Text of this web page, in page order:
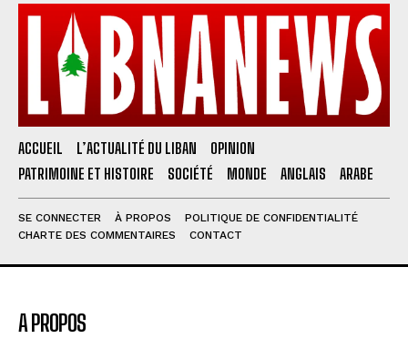
ACCUEIL L’ACTUALITÉ DU LIBAN
OPINION
PATRIMOINE ET HISTOIRE
SOCIÉTÉ MONDE ANGLAIS ARABE
SE CONNECTER À PROPOS
POLITIQUE DE CONFIDENTIALITÉ
CHARTE DES COMMENTAIRES
CONTACT
A PROPOS